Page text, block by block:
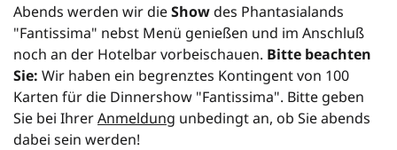
Abends werden wir dieShowdes Phantasialands
"Fantissima" nebst Menü genießen und im Anschluß
noch an der Hotelbar vorbeischauen. Bitte beachten
Sie: Wir haben ein begrenztes Kontingent von 100
Karten für die Dinnershow "Fantissima". Bitte geben
Sie bei IhrerAnmeldung unbedingt an, ob Sie abends
dabei sein werden!